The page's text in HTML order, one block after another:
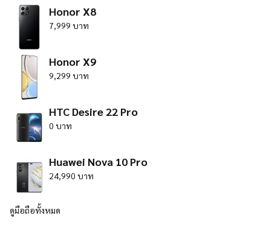
Honor X8
7,999 บาท
Honor X9
9,299 บาท
HTC Desire 22 Pro
0 บาท
Huawei Nova 10 Pro
24,990 บาท
ดูมือถือทั้งหมด